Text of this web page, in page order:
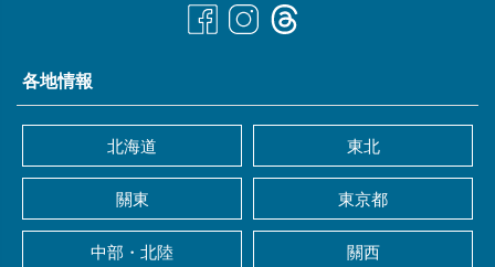
各地情報
北海道 東北
關東 東京都
中部・北陸 關西